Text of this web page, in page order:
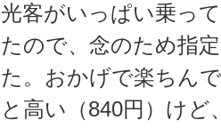
光客がいっぱい乗っ
たので、念のため指
た。おかげで楽ちん
と高い（840円）け